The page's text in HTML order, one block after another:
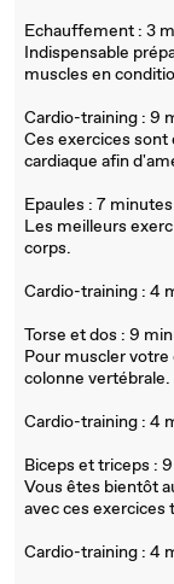
Echauffement : 3
Indispensable
muscles en
Cardio-training : 9
Ces exercices
cardiaque afin
Epaules : 7 minutes
Les meilleurs
corps.
Cardio-training : 4
Torse et dos : 9
Pour muscler
colonne vertébrale.
Cardio-training : 4
Biceps et triceps :
Vous êtes bientôt
avec ces exercices
Cardio-training : 4